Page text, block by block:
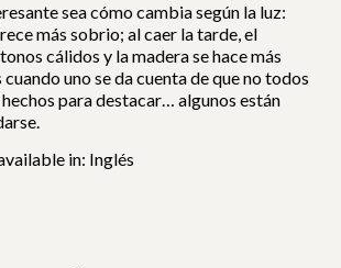
sea cómo cambia según la luz:
más sobrio; al caer la tarde, el
cálidos y la madera se hace más
cuando uno se da cuenta de que no todos
para destacar… algunos están
in: Inglés